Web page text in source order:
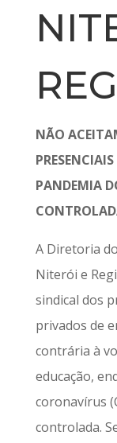
NÃO
PANDEMIA
A Diretoria
Niterói e
sindical dos
privados de
contrária à
educação,
coronavírus
controlada.